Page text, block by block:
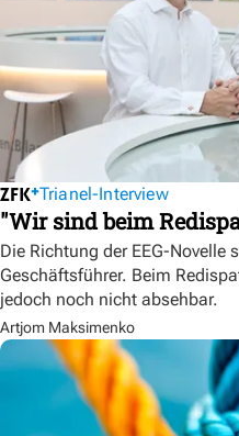
Trianel-Interview
"Wir sind beim
Die Richtung der EEG-Novelle
Geschäftsführer. Beim
jedoch noch nicht absehbar.
Artjom Maksimenko